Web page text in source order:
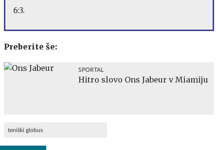
6:3.
Preberite še:
SPORTAL
Hitro slovo Ons Jabeur v Miamiju
teniški globus